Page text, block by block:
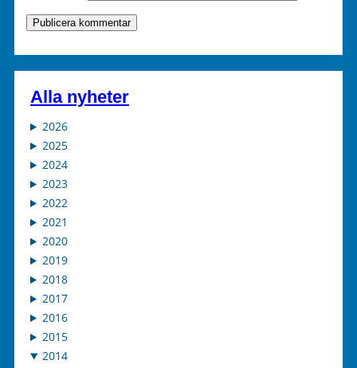
Alla nyheter
2026
2025
2024
2023
2022
2021
2020
2019
2018
2017
2016
2015
2014